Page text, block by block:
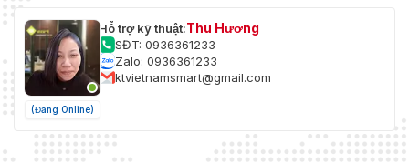
(Đang Online)
Hỗ trợ kỹ thuật:Thu Hương
SĐT: 0936361233
Zalo: 0936361233
ktvietnamsmart@gmail.com